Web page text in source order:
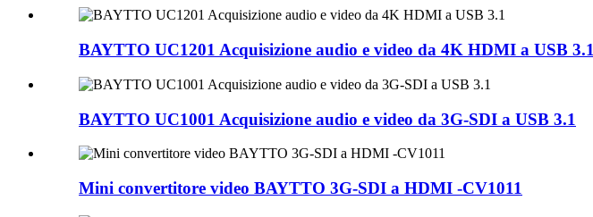
BAYTTO UC1201 Acquisizione audio e video da 4K HDMI a USB 3.1
BAYTTO UC1001 Acquisizione audio e video da 3G-SDI a USB 3.1
Mini convertitore video BAYTTO 3G-SDI a HDMI -CV1011